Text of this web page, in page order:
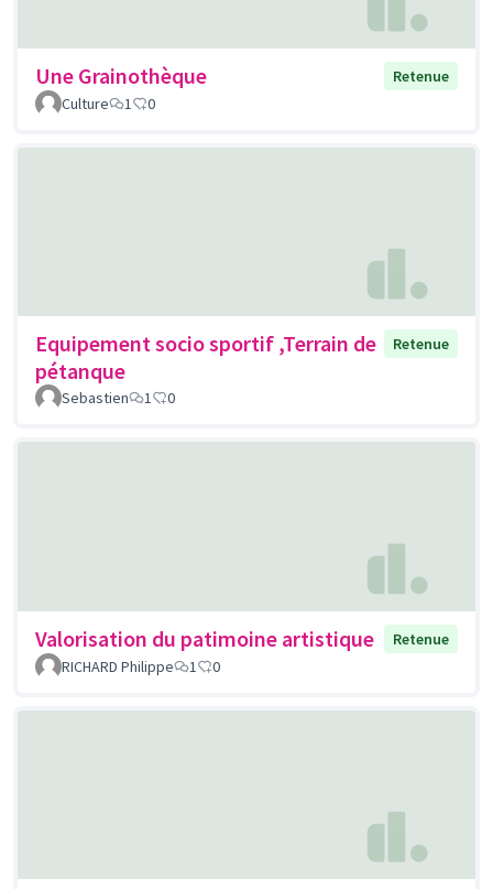
Une Grainothèque
Retenue
Culture
1 0
Equipement socio sportif ,Terrain de
pétanque
Retenue
Sebastien 1 0
Valorisation du patimoine artistique
Retenue
RICHARD Philippe
1 0